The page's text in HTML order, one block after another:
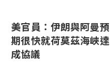
美官員：伊朗與阿曼預
期很快就荷莫茲海峽達
成協議